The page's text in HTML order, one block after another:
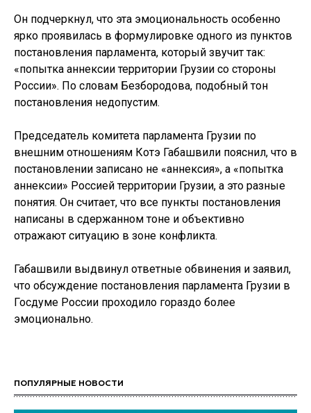
Он подчеркнул, что эта эмоциональность особенно
ярко проявилась в формулировке одного из пунктов
постановления парламента, который звучит так:
«попытка аннексии территории Грузии со стороны
России». По словам Безбородова, подобный тон
постановления недопустим.
Председатель комитета парламента Грузии по
внешним отношениям Котэ Габашвили пояснил, что в
постановлении записано не «аннексия», а «попытка
аннексии» Россией территории Грузии, а это разные
понятия. Он считает, что все пункты постановления
написаны в сдержанном тоне и объективно
отражают ситуацию в зоне конфликта.
Габашвили выдвинул ответные обвинения и заявил,
что обсуждение постановления парламента Грузии в
Госдуме России проходило гораздо более
эмоционально.
ПОПУЛЯРНЫЕ НОВОСТИ